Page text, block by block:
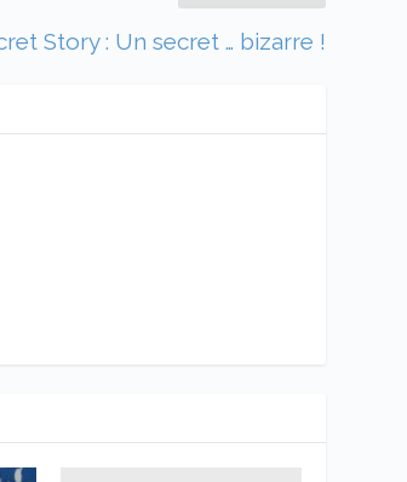
Story : Un secret … bizarre !